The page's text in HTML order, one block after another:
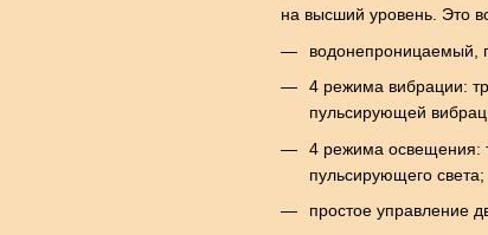
на высший уровень. Это
водонепроницаемый,
4 режима вибрации:
пульсирующей
4 режима освещения:
пульсирующего света;
простое управление